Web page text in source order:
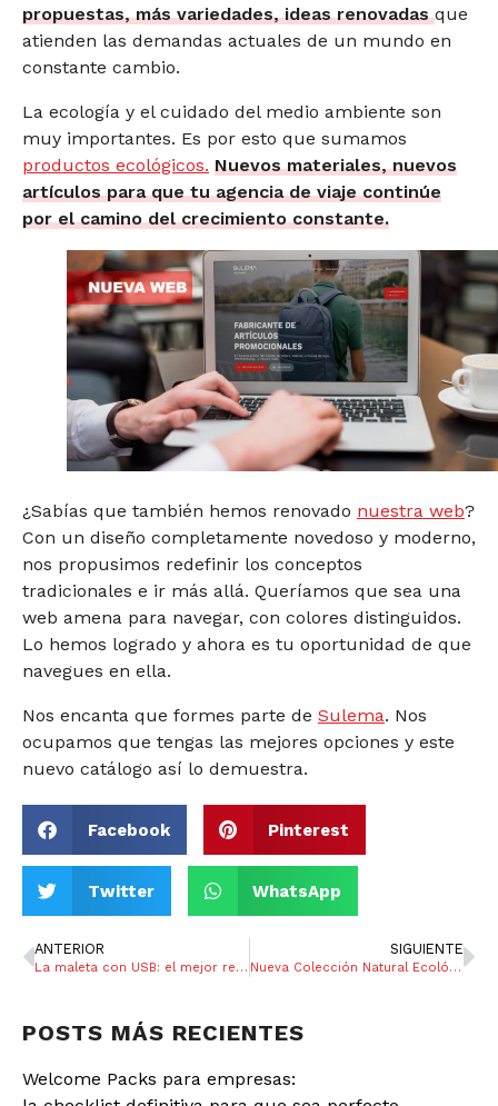
propuestas, más variedades, ideas renovadasque
atienden las demandas actuales de un mundo en
constante cambio.
La ecología y el cuidado del medio ambiente son
muy importantes. Es por esto que sumamos
productos ecológicos. Nuevos materiales, nuevos
artículos para que tu agencia de viaje continúe
por el camino del crecimiento constante.
¿Sabías que también hemos renovado nuestra web?
Con un diseño completamente novedoso y moderno,
nos propusimos redefinir los conceptos
tradicionales e ir más allá. Queríamos que sea una
web amena para navegar, con colores distinguidos.
Lo hemos logrado y ahora es tu oportunidad de que
navegues en ella.
Nos encanta que formes parte de Sulema. Nos
ocupamos que tengas las mejores opciones y este
nuevo catálogo así lo demuestra.
Facebook Pinterest
Twitter WhatsApp
ANTERIOR
La maleta con USB: el mejor regalo empresarial
SIGUIENTE
Nueva Colección Natural Ecológica
POSTS MÁS RECIENTES
Welcome Packs para empresas: